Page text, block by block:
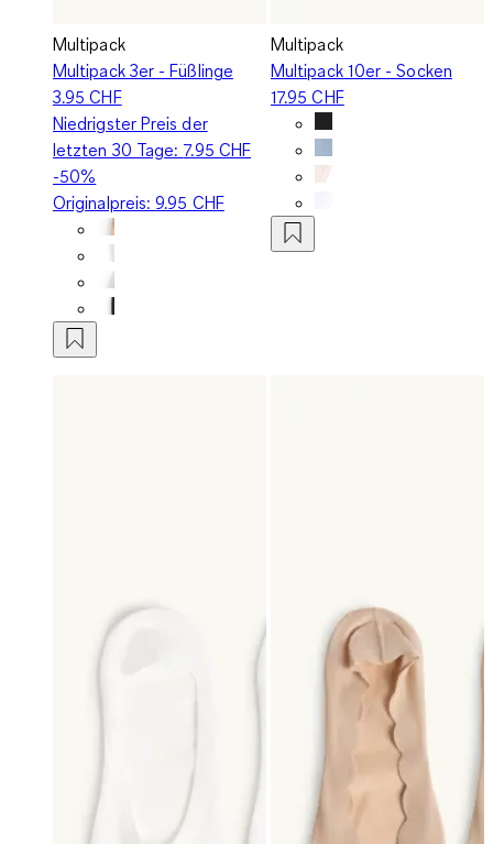
Multipack
Multipack 3er - Füßlinge
3.95 CHF
Niedrigster Preis der
letzten 30 Tage: 7.95 CHF
-50%
Originalpreis:9.95 CHF
Multipack
Multipack 10er - Socken
17.95 CHF